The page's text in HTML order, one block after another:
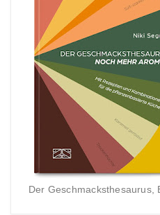
Der Geschmacksthesaurus,